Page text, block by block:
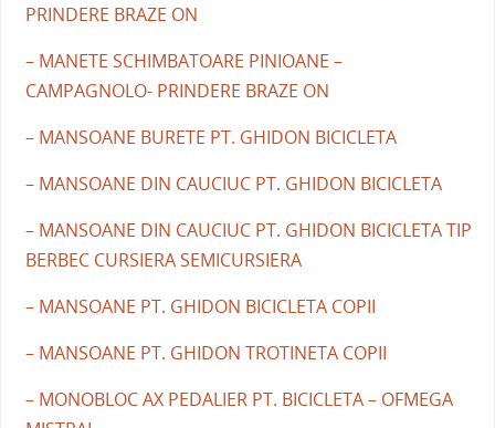
PRINDERE BRAZE ON
– MANETE SCHIMBATOARE PINIOANE –
CAMPAGNOLO- PRINDERE BRAZE ON
– MANSOANE BURETE PT. GHIDON BICICLETA
– MANSOANE DIN CAUCIUC PT. GHIDON BICICLETA
– MANSOANE DIN CAUCIUC PT. GHIDON BICICLETA TIP
BERBEC CURSIERA SEMICURSIERA
– MANSOANE PT. GHIDON BICICLETA COPII
– MANSOANE PT. GHIDON TROTINETA COPII
– MONOBLOC AX PEDALIER PT. BICICLETA – OFMEGA